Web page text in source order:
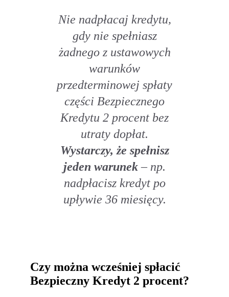
Nie nadpłacaj kredytu,
gdy nie spełniasz
żadnego z ustawowych
warunków
przedterminowej spłaty
części Bezpiecznego
Kredytu 2 procent bez
utraty dopłat.
Wystarczy, że spełnisz
jeden warunek– np.
nadpłacisz kredyt po
upływie 36 miesięcy.
Czy można wcześniej spłacić
Bezpieczny Kredyt 2 procent?